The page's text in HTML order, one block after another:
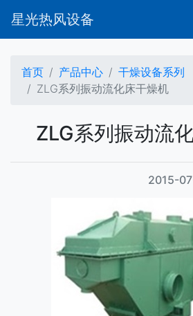
星光热风设备
首页 产品中心
干燥设备系列
ZLG系列振动流化床干燥机
ZLG系列振动流
2015-